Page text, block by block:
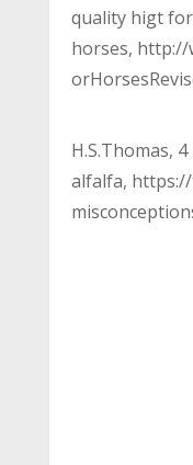
quality higt for
horses,
H.S.Thomas,
alfalfa,